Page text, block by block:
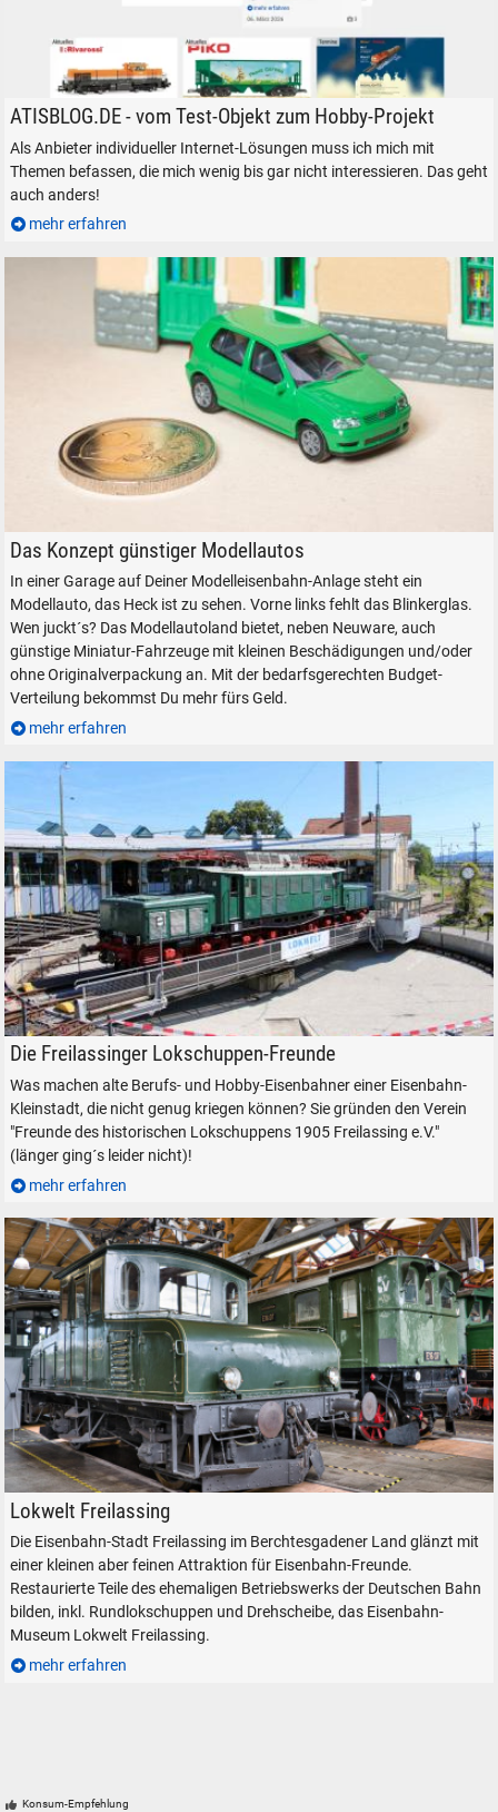
Die Startseite von ATISBLOG.DE am 7. März 2026.
ATISBLOG.DE - vom Test-Objekt zum Hobby-Projekt
Als Anbieter individueller Internet-Lösungen muss ich mich mit
Themen befassen, die mich wenig bis gar nicht interessieren. Das geht
auch anders!
mehr erfahren
VW Polo 6N2 BJ 2000 von Wiking
Das Konzept günstiger Modellautos
In einer Garage auf Deiner Modelleisenbahn-Anlage steht ein
Modellauto, das Heck ist zu sehen. Vorne links fehlt das Blinkerglas.
Wen juckt´s? Das Modellautoland bietet, neben Neuware, auch
günstige Miniatur-Fahrzeuge mit kleinen Beschädigungen und/oder
ohne Originalverpackung an. Mit der bedarfsgerechten Budget-
Verteilung bekommst Du mehr fürs Geld.
mehr erfahren
Die Vereinslok der Lokschuppen-Freunde
Die Freilassinger Lokschuppen-Freunde
Was machen alte Berufs- und Hobby-Eisenbahner einer Eisenbahn-
Kleinstadt, die nicht genug kriegen können? Sie gründen den Verein
"Freunde des historischen Lokschuppens 1905 Freilassing e.V."
(länger ging´s leider nicht)!
mehr erfahren
LAG 1 Nebenbahnlokomotive im Lokschuppen, 21. Mai 2017
Lokwelt Freilassing
Die Eisenbahn-Stadt Freilassing im Berchtesgadener Land glänzt mit
einer kleinen aber feinen Attraktion für Eisenbahn-Freunde.
Restaurierte Teile des ehemaligen Betriebswerks der Deutschen Bahn
bilden, inkl. Rundlokschuppen und Drehscheibe, das Eisenbahn-
Museum Lokwelt Freilassing.
mehr erfahren
Konsum-Empfehlung
SUCHEN
Durchsuchen
alles
Suche ...
suchen Abbrechen